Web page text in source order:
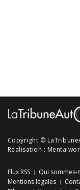
Copyright ©
Réalisation :
Flux RSS Qui sommes-
Mentions légales